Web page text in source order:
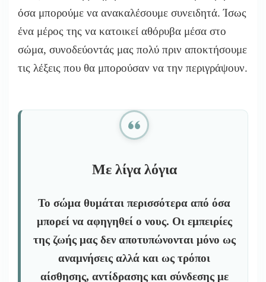
όσα μπορούμε να ανακαλέσουμε συνειδητά. Ίσως
ένα μέρος της να κατοικεί αθόρυβα μέσα στο
σώμα, συνοδεύοντάς μας πολύ πριν αποκτήσουμε
τις λέξεις που θα μπορούσαν να την περιγράψουν.
Με λίγα λόγια
Το σώμα θυμάται περισσότερα από όσα
μπορεί να αφηγηθεί ο νους. Οι εμπειρίες
της ζωής μας δεν αποτυπώνονται μόνο ως
αναμνήσεις αλλά και ως τρόποι
αίσθησης, αντίδρασης και σύνδεσης με